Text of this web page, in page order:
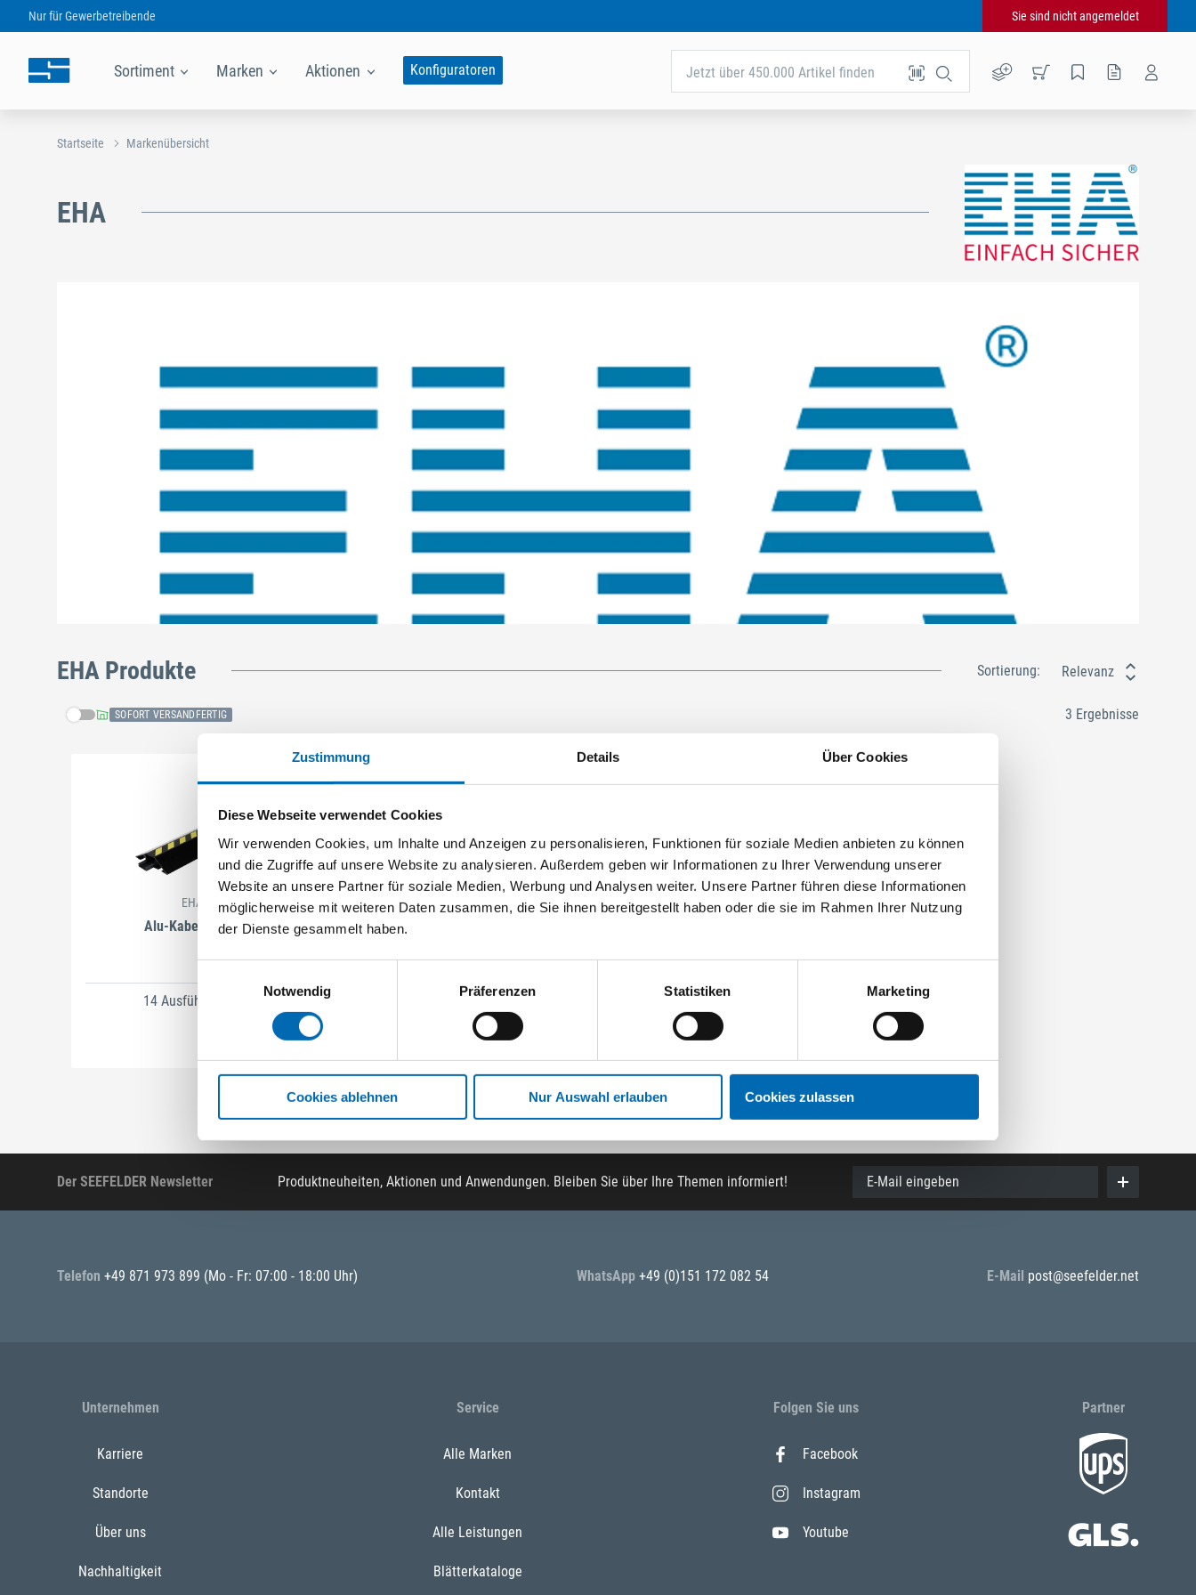
Zustimmung Details Über Cookies
Diese Webseite verwendet Cookies
Wir verwenden Cookies, um Inhalte und Anzeigen zu personalisieren, Funktionen für soziale Medien anbieten zu können
und die Zugriffe auf unsere Website zu analysieren. Außerdem geben wir Informationen zu Ihrer Verwendung unserer
Website an unsere Partner für soziale Medien, Werbung und Analysen weiter. Unsere Partner führen diese Informationen
möglicherweise mit weiteren Daten zusammen, die Sie ihnen bereitgestellt haben oder die sie im Rahmen Ihrer Nutzung
der Dienste gesammelt haben.
Notwendig
Präferenzen Statistiken Marketing
Cookies ablehnen Nur Auswahl erlauben Cookies zulassen
Nur fürGewerbetreibende Sie sind nicht angemeldet
Sortiment Marken Aktionen Konfiguratoren Jetzt über 450.000 Artikel finden
Startseite Markenübersicht
EHA
EHA Produkte Sortierung: Relevanz
SOFORT VERSANDFERTIG 3 Ergebnisse
EHA
Alu-Kabelbrücke
14 Ausführungen
EHA
Industriekabelbrücke
3 Ausführungen
EHA
8 Ausführungen
Der SEEFELDER Newsletter Produktneuheiten, Aktionen und Anwendungen. Bleiben Sie über Ihre Themen informiert! E-Mail eingeben
Telefon +49 871 973 899 (Mo - Fr: 07:00 - 18:00 Uhr) WhatsApp +49 (0)151 172 082 54 E-Mail post@seefelder.net
Unternehmen
Karriere
Standorte
Über uns
Nachhaltigkeit
Service
Alle Marken
Kontakt
Alle Leistungen
Blätterkataloge
Folgen Sie uns
Facebook
Instagram
Youtube
Partner